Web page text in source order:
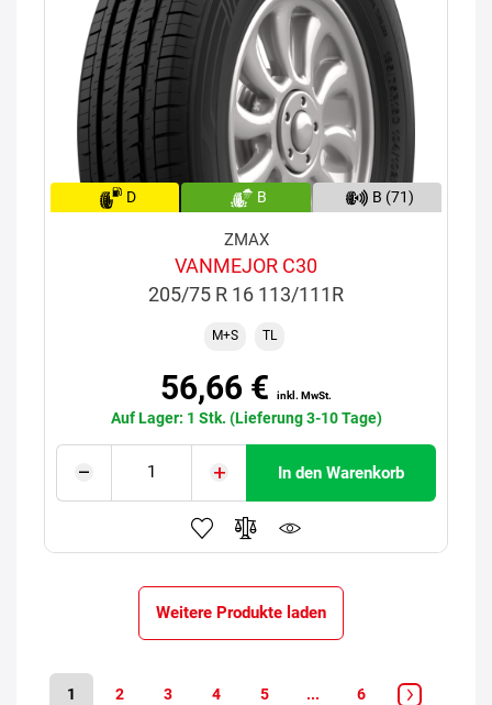
D B B (71)
ZMAX
VANMEJOR C30
205/75 R 16 113/111R
M+S TL
56,66 € inkl. MwSt.
Auf Lager: 1 Stk. (Lieferung 3-10 Tage)
In den Warenkorb
Weitere Produkte laden
1 2 3 4 5 ... 6